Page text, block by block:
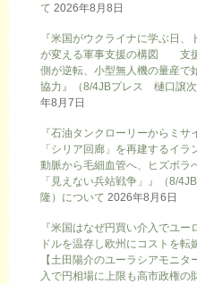
て 2026年8月8日
『米国がウクライナに学ぶ日、
が変える軍事支援の構図 支
側が逆転、小型無人機の量産で
協力』（8/4JBプレス 樋口譲
年8月7日
『石油タンクローリーからミサ
「シリア回廊」を再建する
動脈から毛細血管へ、ヒズボラ
「見えない兵站戦争」』（8/
隆）について 2026年8月6日
『米国はなぜ円買い介入でユー
ドルを温存し欧州にコストを転
【土田陽介のユーラシアモニタ
入で円相場に上限も高市政権の